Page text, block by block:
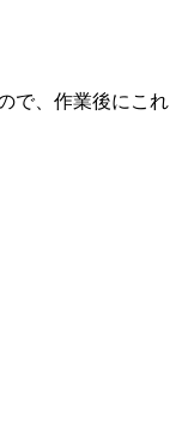
で、作業後にこれ